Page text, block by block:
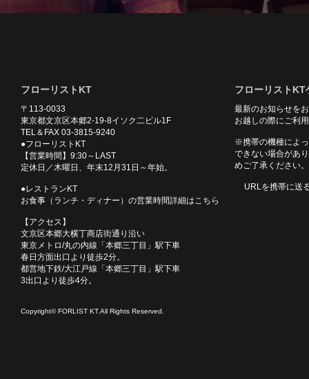
フローリストKT
〒113-0033
東京都文京区本郷2-19-8イソク二ビル1F
TEL＆FAX 03-3815-9240
●フローリストKT
【営業時間】9:30～LAST
定休日／木曜日、年末12月31日～年始。
●レストランKT
お食事（ランチ・ディナー）の営業時間詳細はこちら
【アクセス】
文京区本郷大横丁商店街通り沿い
東京メトロ/丸の内線「本郷三丁目」駅下車
春日方面出口より徒歩2分。
都営地下鉄/大江戸線「本郷三丁目」駅下車
3出口より徒歩4分。
フローリストKT
最新のお知らせを
お越しの際にご利
※携帯の機種によ
できない場合があ
めご了承ください。
URLを携帯に送
Copyright© FORLIST KT.All Rights Reserved.